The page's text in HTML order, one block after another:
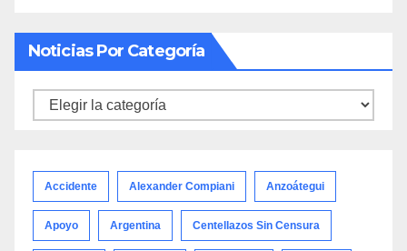
Noticias Por Categoría
Noticias
Accidente Alexander Compiani Anzoátegui
Apoyo Argentina Centellazos Sin Censura